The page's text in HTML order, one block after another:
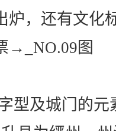
型及城门的